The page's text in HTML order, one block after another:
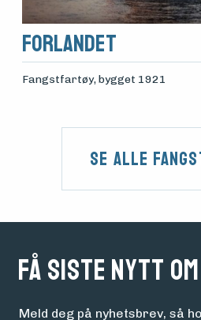
Forlandet
Fangstfartøy, bygget 1921
Se alle
Få siste nytt
Meld deg på nyhetsbrev, så